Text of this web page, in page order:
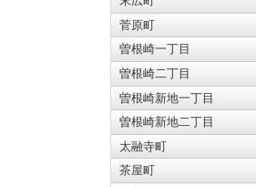
菅原町
曽根崎一丁目
曽根崎二丁目
曽根崎新地一丁目
曽根崎新地二丁目
太融寺町
茶屋町